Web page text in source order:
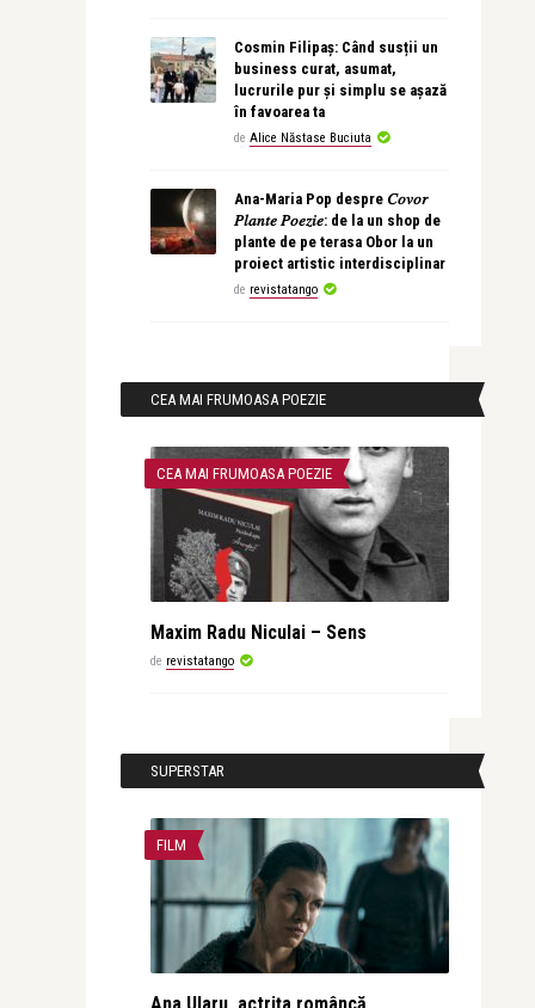
Cosmin Filipaș: Când susții un
business curat, asumat,
lucrurile pur și simplu se așază
în favoarea ta
de Alice Năstase Buciuta
Ana-Maria Pop despre 𝐶𝑜𝑣𝑜𝑟
𝑃𝑙𝑎𝑛𝑡𝑒 𝑃𝑜𝑒𝑧𝑖𝑒: de la un shop de
plante de pe terasa Obor la un
proiect artistic interdisciplinar
de revistatango
CEA MAI FRUMOASA POEZIE
CEA MAI FRUMOASA POEZIE
Maxim Radu Niculai – Sens
de revistatango
SUPERSTAR
FILM